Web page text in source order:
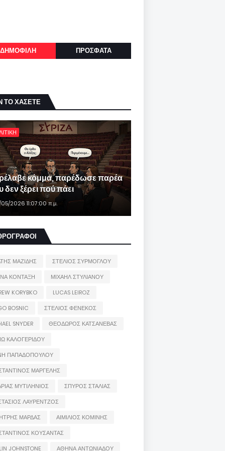
ΔΗΜΟΦΙΛΗ ΠΡΟΣΦΑΤΑ
ΤΟ ΧΑΣΕΤΕ
κόμμα, παρέδωσε παρέα
δεν ξέρει πού πάει
2026 11:07:00 π.μ.
ΜΑΖΙΔΗΣ
ΣΤΕΛΙΟΣ ΣΥΡΜΟΓΛΟΥ
ΚΟΝΤΑΞΗ
ΜΙΧΑΗΛ ΣΤΥΛΙΑΝΟΥ
KORYBKO
LUCAS LEIROZ
BOSNIC
ΣΤΕΛΙΟΣ ΦΕΝΕΚΟΣ
SNYDER
ΘΕΟΔΩΡΟΣ ΚΑΤΣΑΝΕΒΑΣ
ΚΑΛΟΓΕΡΙΔΟΥ
ΠΑΠΑΔΟΠΟΥΛΟΥ
ΜΑΡΓΕΛΗΣ
ΜΥΤΙΛΗΝΙΟΣ
ΣΠΥΡΟΣ ΣΤΑΛΙΑΣ
ΛΑΥΡΕΝΤΖΟΣ
ΜΑΡΔΑΣ
ΑΙΜΙΛΙΟΣ ΚΟΜΙΝΗΣ
ΚΟΥΣΑΝΤΑΣ
JOHNSTONE
ΑΘΗΝΑ ΑΝΤΩΝΙΑΔΟΥ